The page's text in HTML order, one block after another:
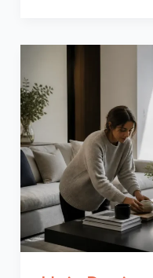
zonder
welke
keuze
het
beste?